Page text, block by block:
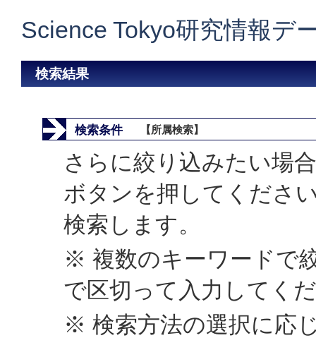
Science Tokyo研究情報デ
検索結果
検索条件 【所属検索】
さらに絞り込みたい場
ボタンを押してくださ
検索します。
※ 複数のキーワードで
で区切って入力してく
※ 検索方法の選択に応